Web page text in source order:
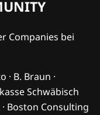
Companies bei
· B. Braun ·
Schwäbisch
· Boston Consulting